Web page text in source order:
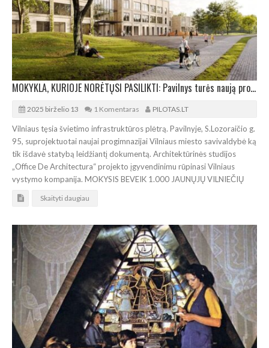
MOKYKLA, KURIOJE NORĖTŲSI PASILIKTI: Pavilnys turės naują progimnaziją
2025 birželio 13 1 Komentaras PILOTAS.LT
Vilniaus tęsia švietimo infrastruktūros plėtrą. Pavilnyje, S.Lozoraičio g.
95, suprojektuotai naujai progimnazijai Vilniaus miesto savivaldybė ką
tik išdavė statybą leidžiantį dokumentą. Architektūrinės studijos
„Office De Architectura“ projekto įgyvendinimu rūpinasi Vilniaus
vystymo kompanija. MOKYSIS BEVEIK 1.000 JAUNŲJŲ VILNIEČIŲ
Skaityti daugiau